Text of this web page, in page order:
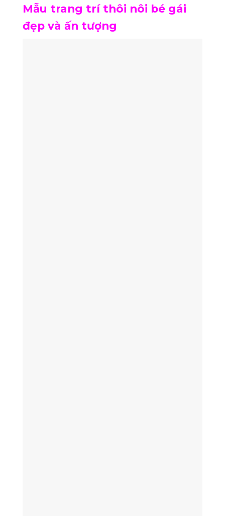
Mẫu trang trí thôi nôi bé gái
đẹp và ấn tượng